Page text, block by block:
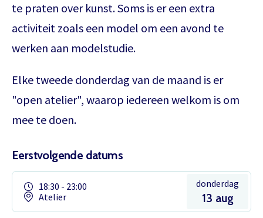
te praten over kunst. Soms is er een extra
activiteit zoals een model om een avond te
werken aan modelstudie.
Elke tweede donderdag van de maand is er
"open atelier", waarop iedereen welkom is om
mee te doen.
Eerstvolgende datums
18:30 - 23:00
Atelier
donderdag
13 aug